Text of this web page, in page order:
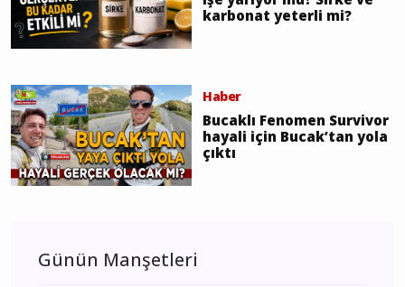
karbonat yeterli mi?
Haber
Bucaklı Fenomen Survivor
hayali için Bucak’tan yola
çıktı
Günün Manşetleri